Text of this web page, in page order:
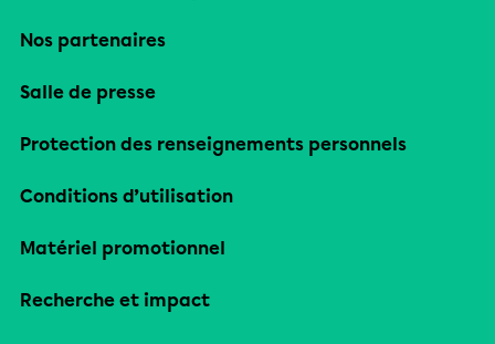
Nos partenaires
Salle de presse
Protection des renseignements personnels
Conditions d’utilisation
Matériel promotionnel
Recherche et impact